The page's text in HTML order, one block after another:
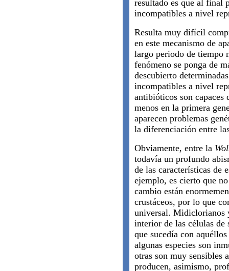
resultado es que al final
incompatibles a nivel
Resulta muy difícil
en este mecanismo de
largo periodo de tiempo
fenómeno se ponga de
descubierto
incompatibles a nivel
antibióticos son
menos en la primera
aparecen problemas
la diferenciación entre
Obviamente, entre la
todavía un profundo
de las características de
ejemplo, es cierto que
cambio están
crustáceos, por lo que
universal. Midiclorianos
interior de las células de
que sucedía con
algunas especies son
otras son muy sensibles
producen, asimismo,